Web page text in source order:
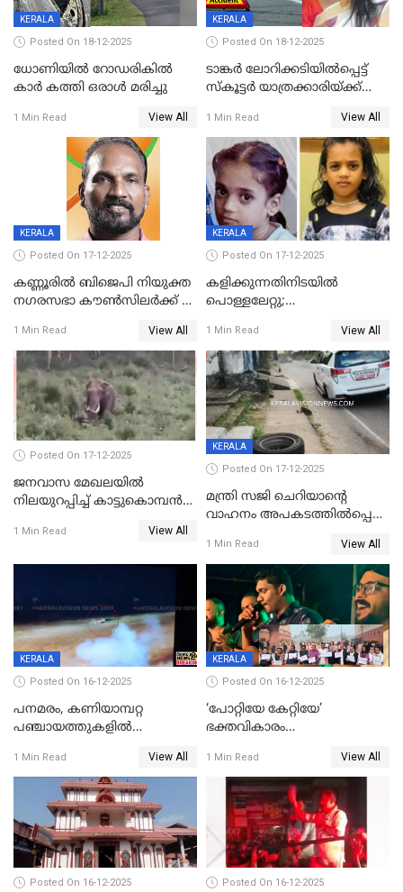
KERALA
Posted On 18-12-2025
ധോണിയിൽ റോഡരികിൽ
കാർ കത്തി ഒരാൾ മരിച്ചു
1 Min Read View All
KERALA
Posted On 18-12-2025
ടാങ്കർ ലോറിക്കടിയിൽപ്പെട്ട്
സ്കൂട്ടർ യാത്രക്കാരിയ്ക്ക്
കണ്ടോത്ത് ദേശീയ പാതയിൽ
1 Min Read View All
KERALA
Posted On 17-12-2025
കണ്ണൂരിൽ ബിജെപി നിയുക്ത
നഗരസഭാ കൗൺസിലർക്ക് 36
1 Min Read View All
KERALA
Posted On 17-12-2025
കളിക്കുന്നതിനിടയിൽ
പൊള്ളലേറ്റു;
ക്ലാസ് വിദ്യാർത്ഥിനി മരിച്ചു
1 Min Read View All
Posted On 17-12-2025
ജനവാസ മേഖലയില്‍
നിലയുറപ്പിച്ച് കാട്ടുകൊമ്പന്‍
1 Min Read View All
KERALA
Posted On 17-12-2025
മന്ത്രി സജി ചെറിയാന്റെ
വാഹനം അപകടത്തിൽപ്പെട്ടു;
രക്ഷപ്പെട്ടത് തലനാരിടയ്ക്ക്
1 Min Read View All
KERALA
Posted On 16-12-2025
പനമരം, കണിയാമ്പറ്റ
പഞ്ചായത്തുകളിൽ
സ്ഥാപനങ്ങൾക്ക് അവധി
1 Min Read View All
KERALA
Posted On 16-12-2025
‘പോറ്റിയേ കേറ്റിയേ’
ഭക്തവികാരം
ഡിജിപിക്ക് പരാതി; ശക്തമായ
നടപടി വേണമെന്നു
സിപിഐഎമ്മും
1 Min Read View All
Posted On 16-12-2025 Posted On 16-12-2025